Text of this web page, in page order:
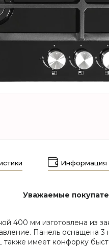
Информация
Уважаемые
400 мм изготовлена из
Панель
также имеет конфорку